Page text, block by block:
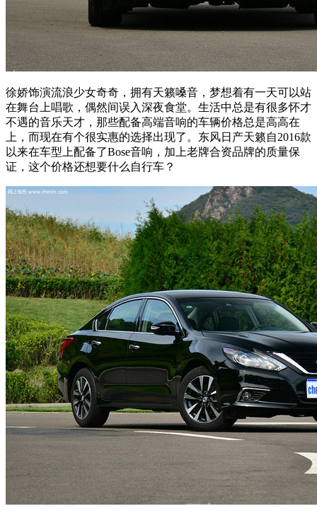
徐娇饰演流浪少女奇奇，拥有天籁嗓音，梦想着有一天可以站
在舞台上唱歌，偶然间误入深夜食堂。生活中总是有很多怀才
不遇的音乐天才，那些配备高端音响的车辆价格总是高高在
上，而现在有个很实惠的选择出现了。东风日产天籁自2016款
以来在车型上配备了Bose音响，加上老牌合资品牌的质量保
证，这个价格还想要什么自行车？